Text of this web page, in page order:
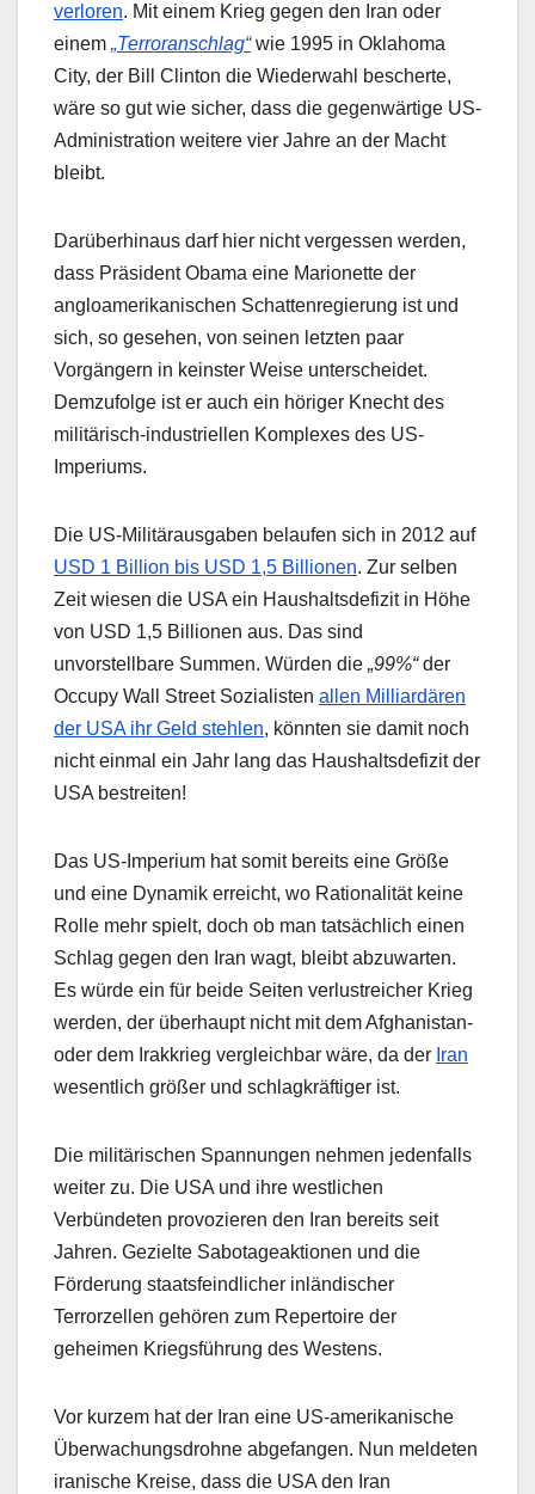
verloren. Mit einem Krieg gegen den Iran oder
einem „Terroranschlag“wie 1995 in Oklahoma
City, der Bill Clinton die Wiederwahl bescherte,
wäre so gut wie sicher, dass die gegenwärtige US-
Administration weitere vier Jahre an der Macht
bleibt.
Darüberhinaus darf hier nicht vergessen werden,
dass Präsident Obama eine Marionette der
angloamerikanischen Schattenregierung ist und
sich, so gesehen, von seinen letzten paar
Vorgängern in keinster Weise unterscheidet.
Demzufolge ist er auch ein höriger Knecht des
militärisch-industriellen Komplexes des US-
Imperiums.
Die US-Militärausgaben belaufen sich in 2012 auf
USD 1 Billion bis USD 1,5 Billionen. Zur selben
Zeit wiesen die USA ein Haushaltsdefizit in Höhe
von USD 1,5 Billionen aus. Das sind
unvorstellbare Summen. Würden die „99%“der
Occupy Wall Street Sozialisten allen Milliardären
der USA ihr Geld stehlen, könnten sie damit noch
nicht einmal ein Jahr lang das Haushaltsdefizit der
USA bestreiten!
Das US-Imperium hat somit bereits eine Größe
und eine Dynamik erreicht, wo Rationalität keine
Rolle mehr spielt, doch ob man tatsächlich einen
Schlag gegen den Iran wagt, bleibt abzuwarten.
Es würde ein für beide Seiten verlustreicher Krieg
werden, der überhaupt nicht mit dem Afghanistan-
oder dem Irakkrieg vergleichbar wäre, da der Iran
wesentlich größer und schlagkräftiger ist.
Die militärischen Spannungen nehmen jedenfalls
weiter zu. Die USA und ihre westlichen
Verbündeten provozieren den Iran bereits seit
Jahren. Gezielte Sabotageaktionen und die
Förderung staatsfeindlicher inländischer
Terrorzellen gehören zum Repertoire der
geheimen Kriegsführung des Westens.
Vor kurzem hat der Iran eine US-amerikanische
Überwachungsdrohne abgefangen. Nun meldeten
iranische Kreise, dass die USA den Iran